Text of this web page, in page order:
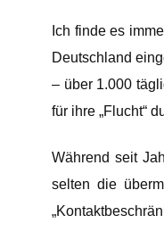
Ich finde es
Deutschland
– über 1.000
für ihre „Flucht“
Während seit
selten die